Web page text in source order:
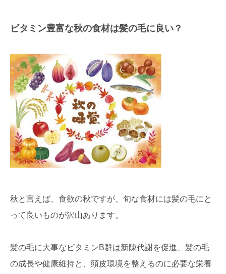
ビタミン豊富な秋の食材は髪の毛に良い？
秋と言えば、食欲の秋ですが、旬な食材には髪の毛にと
って良いものが沢山あります。
髪の毛に大事なビタミンB群は新陳代謝を促進、髪の毛
の成長や健康維持と、頭皮環境を整えるのに必要な栄養